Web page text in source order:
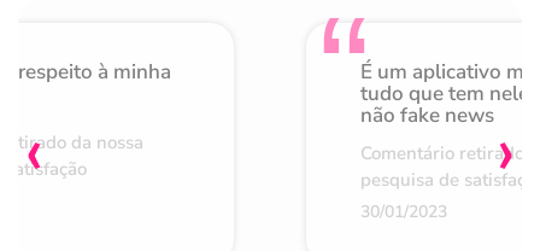
respeito à minha
da nossa
É um aplicativo
tudo que tem nele
não fake news
Comentário retirado
pesquisa de
30/01/2023
‹ ›